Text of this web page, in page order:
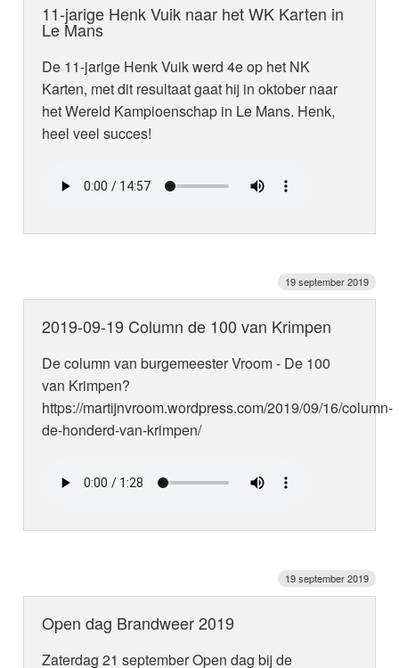
11-jarige Henk Vuik naar het WK Karten in
Le Mans
De 11-jarige Henk Vuik werd 4e op het NK
Karten, met dit resultaat gaat hij in oktober naar
het Wereld Kampioenschap in Le Mans. Henk,
heel veel succes!
19 september 2019
2019-09-19 Column de 100 van Krimpen
De column van burgemeester Vroom - De 100
van Krimpen?
https://martijnvroom.wordpress.com/2019/09/16/column-
de-honderd-van-krimpen/
19 september 2019
Open dag Brandweer 2019
Zaterdag 21 september Open dag bij de